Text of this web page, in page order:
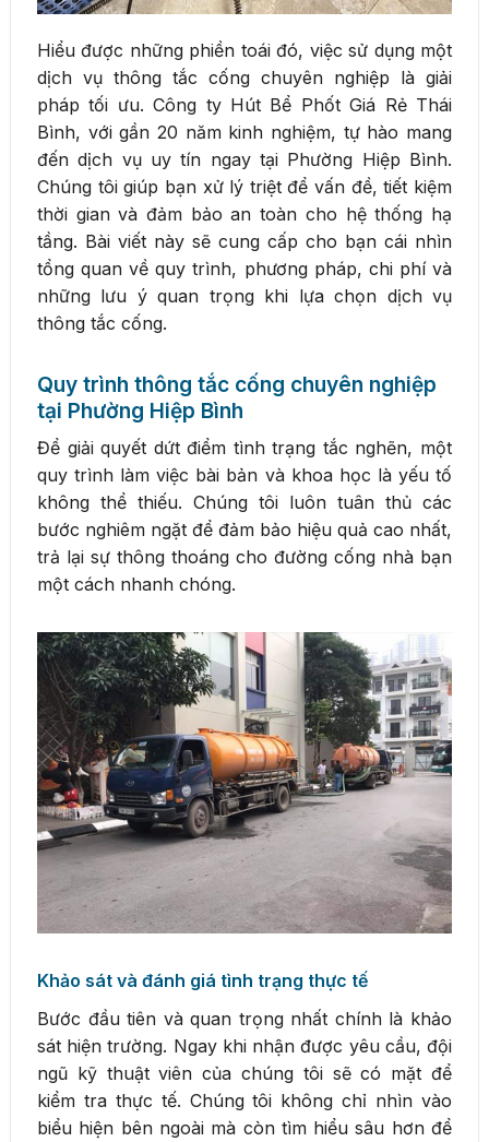
Hiểu được những phiền toái đó, việc sử dụng một
dịch vụ thông tắc cống chuyên nghiệp là giải
pháp tối ưu. Công ty Hút Bể Phốt Giá Rẻ Thái
Bình, với gần 20 năm kinh nghiệm, tự hào mang
đến dịch vụ uy tín ngay tại Phường Hiệp Bình.
Chúng tôi giúp bạn xử lý triệt để vấn đề, tiết kiệm
thời gian và đảm bảo an toàn cho hệ thống hạ
tầng. Bài viết này sẽ cung cấp cho bạn cái nhìn
tổng quan về quy trình, phương pháp, chi phí và
những lưu ý quan trọng khi lựa chọn dịch vụ
thông tắc cống.
Quy trình thông tắc cống chuyên nghiệp
tại Phường Hiệp Bình
Để giải quyết dứt điểm tình trạng tắc nghẽn, một
quy trình làm việc bài bản và khoa học là yếu tố
không thể thiếu. Chúng tôi luôn tuân thủ các
bước nghiêm ngặt để đảm bảo hiệu quả cao nhất,
trả lại sự thông thoáng cho đường cống nhà bạn
một cách nhanh chóng.
Khảo sát và đánh giá tình trạng thực tế
Bước đầu tiên và quan trọng nhất chính là khảo
sát hiện trường. Ngay khi nhận được yêu cầu, đội
ngũ kỹ thuật viên của chúng tôi sẽ có mặt để
kiểm tra thực tế. Chúng tôi không chỉ nhìn vào
biểu hiện bên ngoài mà còn tìm hiểu sâu hơn để